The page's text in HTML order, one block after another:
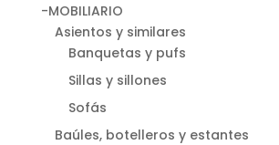
-MOBILIARIO
Asientos y similares
Banquetas y pufs
Sillas y sillones
Sofás
Baúles, botelleros y estantes